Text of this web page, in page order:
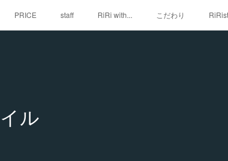
PRICE staff RiRi with... こだわり
ル